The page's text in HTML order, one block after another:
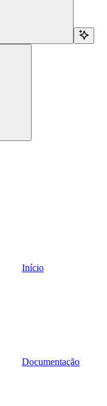
Início
Documentação